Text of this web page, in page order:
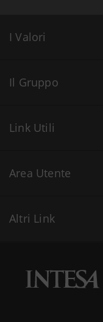
I Valori
Il Gruppo
Link Utili
Area Utente
Altri Link